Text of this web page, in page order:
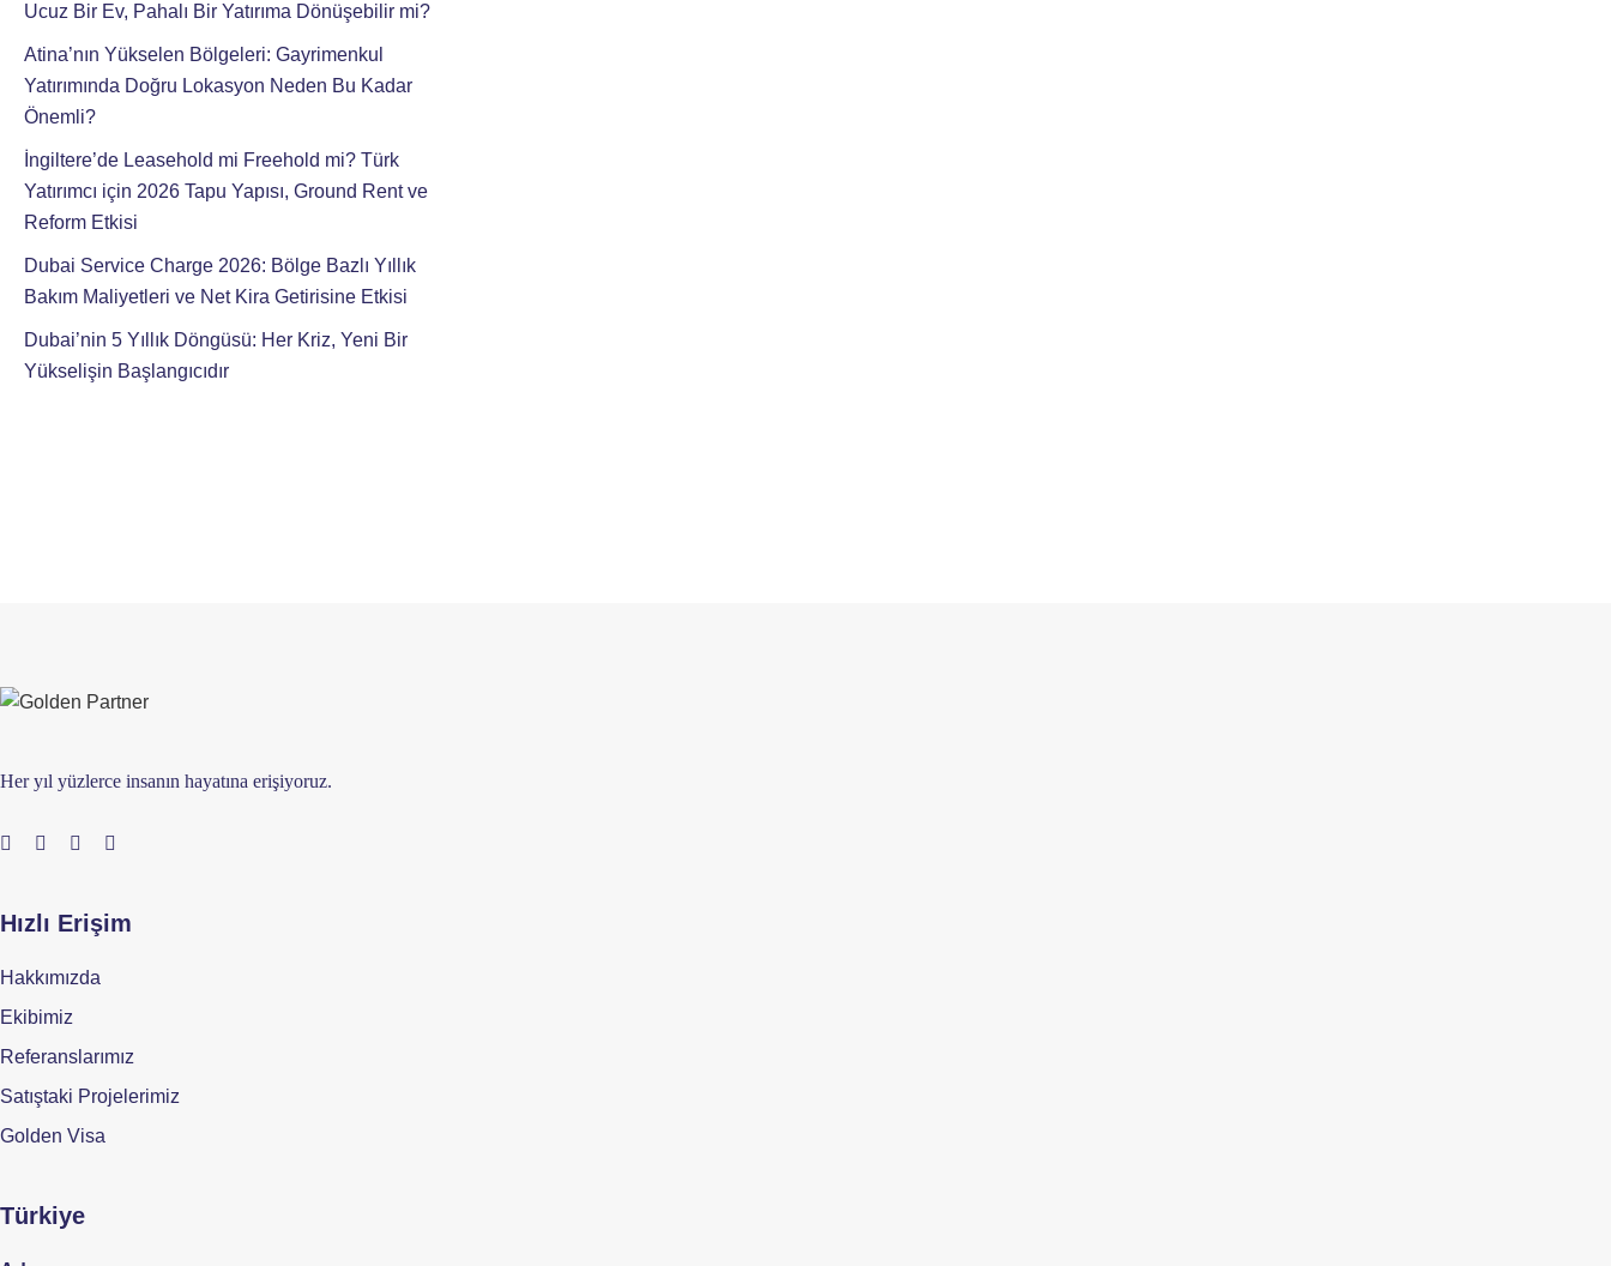
Ucuz Bir Ev, Pahalı Bir Yatırıma Dönüşebilir mi?
Atina’nın Yükselen Bölgeleri: Gayrimenkul
Yatırımında Doğru Lokasyon Neden Bu Kadar
Önemli?
İngiltere’de Leasehold mi Freehold mi? Türk
Yatırımcı için 2026 Tapu Yapısı, Ground Rent ve
Reform Etkisi
Dubai Service Charge 2026: Bölge Bazlı Yıllık
Bakım Maliyetleri ve Net Kira Getirisine Etkisi
Dubai’nin 5 Yıllık Döngüsü: Her Kriz, Yeni Bir
Yükselişin Başlangıcıdır
Her yıl yüzlerce insanın hayatına erişiyoruz.
Hızlı Erişim
Hakkımızda
Ekibimiz
Referanslarımız
Satıştaki Projelerimiz
Golden Visa
Türkiye